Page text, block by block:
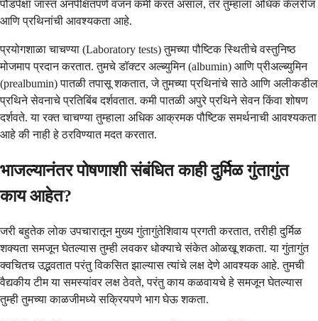
पौंडपेक्षा जास्त अनपेक्षितपणे वजन कमी करत असाल, तर तुम्हाला अधिक कॅलरीज
आणि प्रथिनांची आवश्यकता आहे.
प्रयोगशाळा चाचण्या (Laboratory tests) तुमच्या पौष्टिक स्थितीचे वस्तुनिष्ठ
मोजमाप प्रदान करतात. तुमचे डॉक्टर अल्ब्युमिन (albumin) आणि प्रीअल्ब्युमिन
(prealbumin) पातळी तपासू शकतात, जे तुमच्या प्रथिनांचे साठे आणि अलीकडील
प्रथिने सेवनाचे प्रतिबिंब दर्शवतात. कमी पातळी अपुरे प्रथिने सेवन किंवा शोषण
दर्शवते. या रक्त चाचण्या तुम्हाला अधिक आक्रमक पौष्टिक समर्थनाची आवश्यकता
आहे की नाही हे ठरविण्यात मदत करतात.
भाजल्यानंतर पोषणाशी संबंधित काही दुर्मिळ गुंतागुंत
काय आहेत?
जरी बहुतेक लोक उपचारातून मुख्य गुंतागुंतेशिवाय प्रगती करतात, तरीही दुर्मिळ
शक्यता समजून घेतल्यास तुम्ही लवकर धोक्याचे संकेत ओळखू शकता. या गुंतागुंत
क्वचितच उद्भवतात परंतु विकसित झाल्यास त्यांचे लक्ष देणे आवश्यक आहे. तुमची
वैद्यकीय टीम या समस्यांवर लक्ष ठेवते, परंतु काय कळवायचे हे समजून घेतल्यास
तुम्ही तुमच्या काळजीमध्ये सक्रियपणे भाग घेऊ शकता.